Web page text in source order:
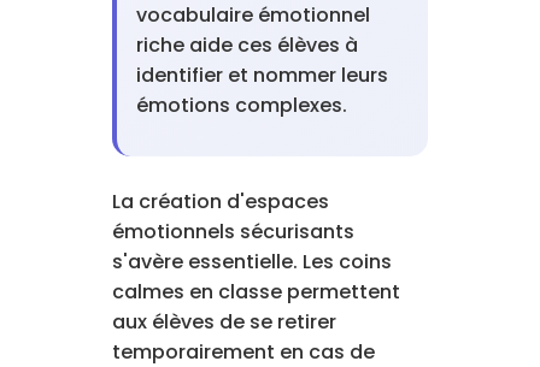
vocabulaire émotionnel
riche aide ces élèves à
identifier et nommer leurs
émotions complexes.
La création d'espaces
émotionnels sécurisants
s'avère essentielle. Les coins
calmes en classe permettent
aux élèves de se retirer
temporairement en cas de